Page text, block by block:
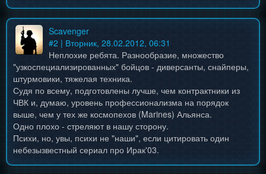
Scavenger
#2 | Вторник, 28.02.2012, 06:31
Неплохие ребята. Разнообразие, множество
"узкоспециализированных" бойцов - диверсанты, снайперы,
штурмовики, тяжелая техника.
Судя по всему, подготовлены лучше, чем контрактники из
ЧВК и, думаю, уровень профессионализма на порядок
выше, чем у тех же космопехов (Marines) Альянса.
Одно плохо - стреляют в нашу сторону.
Психи, но, увы, психи не "наши", если цитировать один
небезызвестный сериал про Ирак'03.